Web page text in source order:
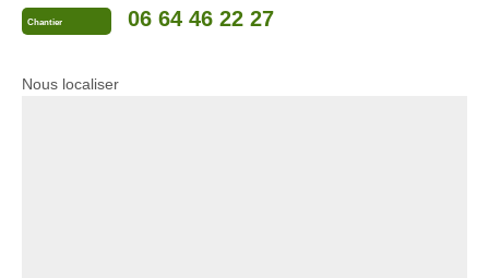
Chantier 06 64 46 22 27
Nous localiser